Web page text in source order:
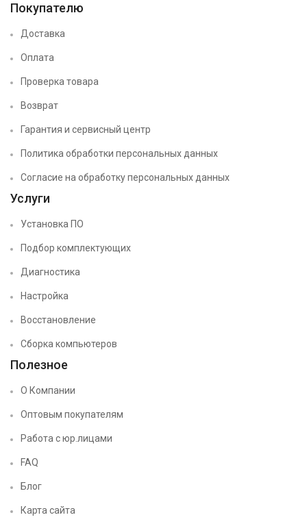
Покупателю
Доставка
Оплата
Проверка товара
Возврат
Гарантия и сервисный центр
Политика обработки персональных данных
Согласие на обработку персональных данных
Услуги
Установка ПО
Подбор комплектующих
Диагностика
Настройка
Восстановление
Сборка компьютеров
Полезное
О Компании
Оптовым покупателям
Работа с юр.лицами
FAQ
Блог
Карта сайта